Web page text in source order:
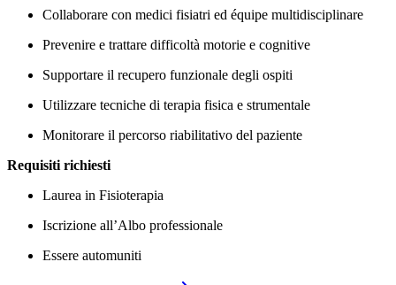
Collaborare con medici fisiatri ed équipe multidisciplinare
Prevenire e trattare difficoltà motorie e cognitive
Supportare il recupero funzionale degli ospiti
Utilizzare tecniche di terapia fisica e strumentale
Monitorare il percorso riabilitativo del paziente
Requisiti richiesti
Laurea in Fisioterapia
Iscrizione all’Albo professionale
Essere automuniti